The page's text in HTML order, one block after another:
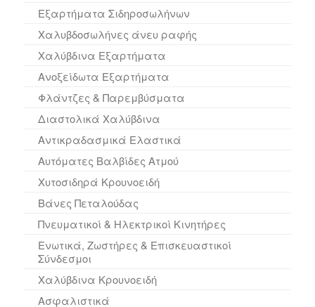
Εξαρτήματα Σιδηροσωλήνων
Χαλυβδοσωλήνες άνευ ραφής
Χαλύβδινα Εξαρτήματα
Ανοξείδωτα Εξαρτήματα
Φλάντζες & Παρεμβύσματα
Διαστολικά Χαλύβδινα
Αντικραδασμικά Ελαστικά
Αυτόματες Βαλβίδες Ατμού
Χυτοσιδηρά Κρουνοειδή
Βάνες Πεταλούδας
Πνευματικοί & Ηλεκτρικοί Κινητήρες
Ενωτικά, Ζωστήρες & Επισκευαστικοί
Σύνδεσμοι
Χαλύβδινα Kρουνοειδή
Ασφαλιστικά